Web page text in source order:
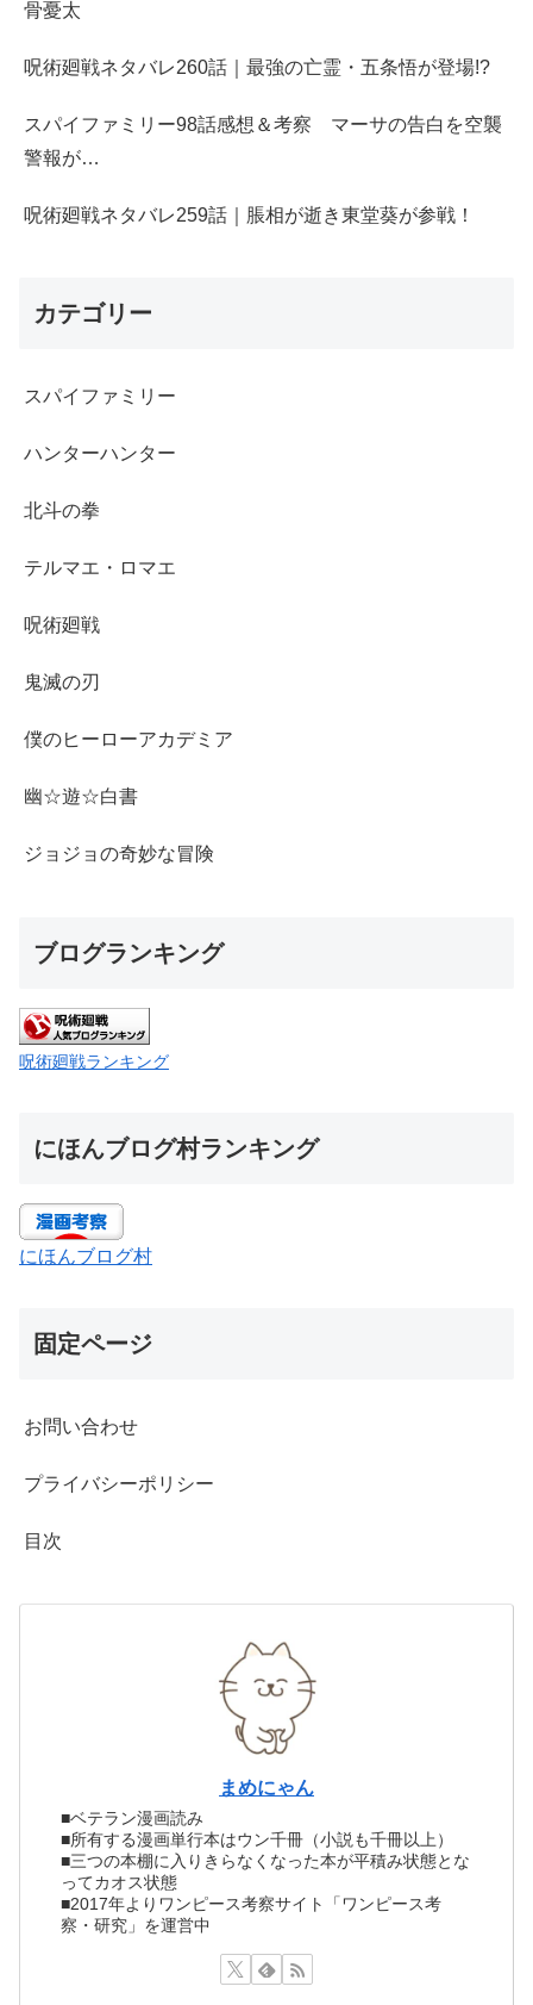
骨憂太
呪術廻戦ネタバレ260話｜最強の亡霊・五条悟が登場!?
スパイファミリー98話感想＆考察 マーサの告白を空襲
警報が…
呪術廻戦ネタバレ259話｜脹相が逝き東堂葵が参戦！
カテゴリー
スパイファミリー
ハンターハンター
北斗の拳
テルマエ・ロマエ
呪術廻戦
鬼滅の刃
僕のヒーローアカデミア
幽☆遊☆白書
ジョジョの奇妙な冒険
ブログランキング
呪術廻戦ランキング
にほんブログ村ランキング
にほんブログ村
固定ページ
お問い合わせ
プライバシーポリシー
目次
まめにゃん
■ベテラン漫画読み
■所有する漫画単行本はウン千冊（小説も千冊以上）
■三つの本棚に入りきらなくなった本が平積み状態とな
ってカオス状態
■2017年よりワンピース考察サイト「ワンピース考
察・研究」を運営中